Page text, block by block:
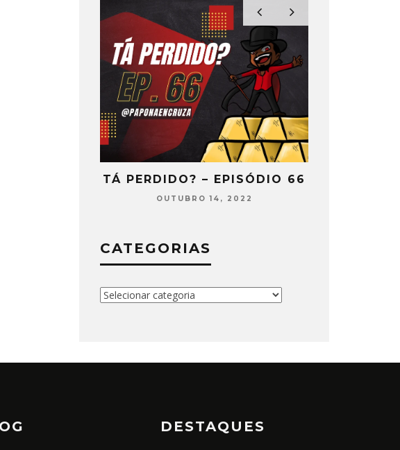
TÁ PERDIDO? – EPISÓDIO 66
OUTUBRO 14, 2022
CATEGORIAS
Categorias
DESTAQUES